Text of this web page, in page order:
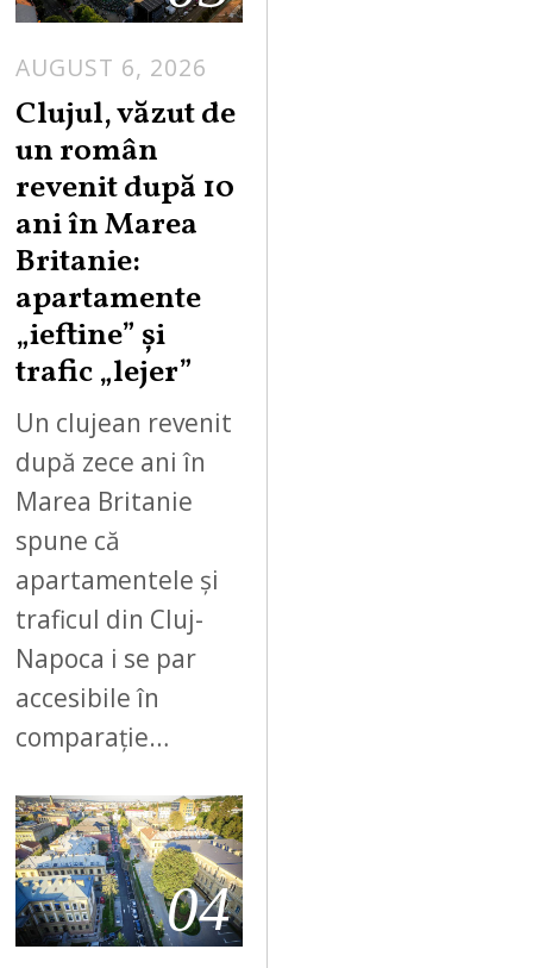
AUGUST 6, 2026
Clujul, văzut de
un român
revenit după 10
ani în Marea
Britanie:
apartamente
„ieftine” și
trafic „lejer”
Un clujean revenit
după zece ani în
Marea Britanie
spune că
apartamentele și
traficul din Cluj-
Napoca i se par
accesibile în
comparație…
04